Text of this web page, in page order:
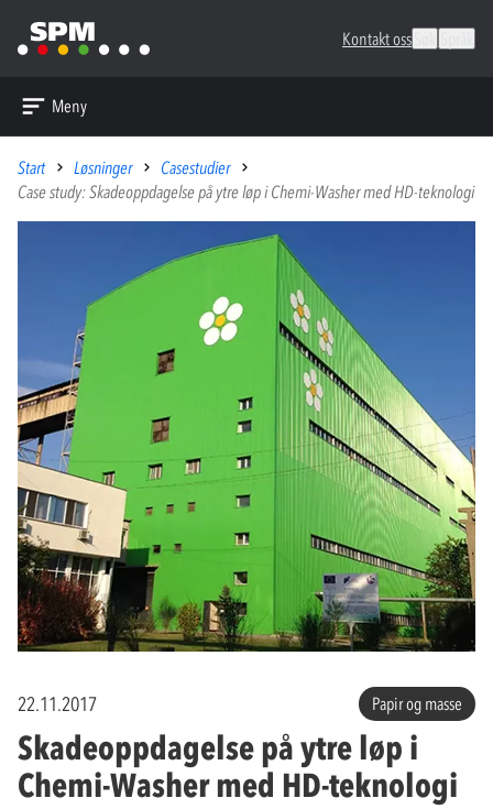
Kontakt oss
Meny
Start Løsninger
Casestudier
Case study: Skadeoppdagelse på ytre løp i Chemi-Washer med HD-teknologi
22.11.2017 Papir og masse
Skadeoppdagelse på ytre løp i
Chemi-Washer med HD-teknologi